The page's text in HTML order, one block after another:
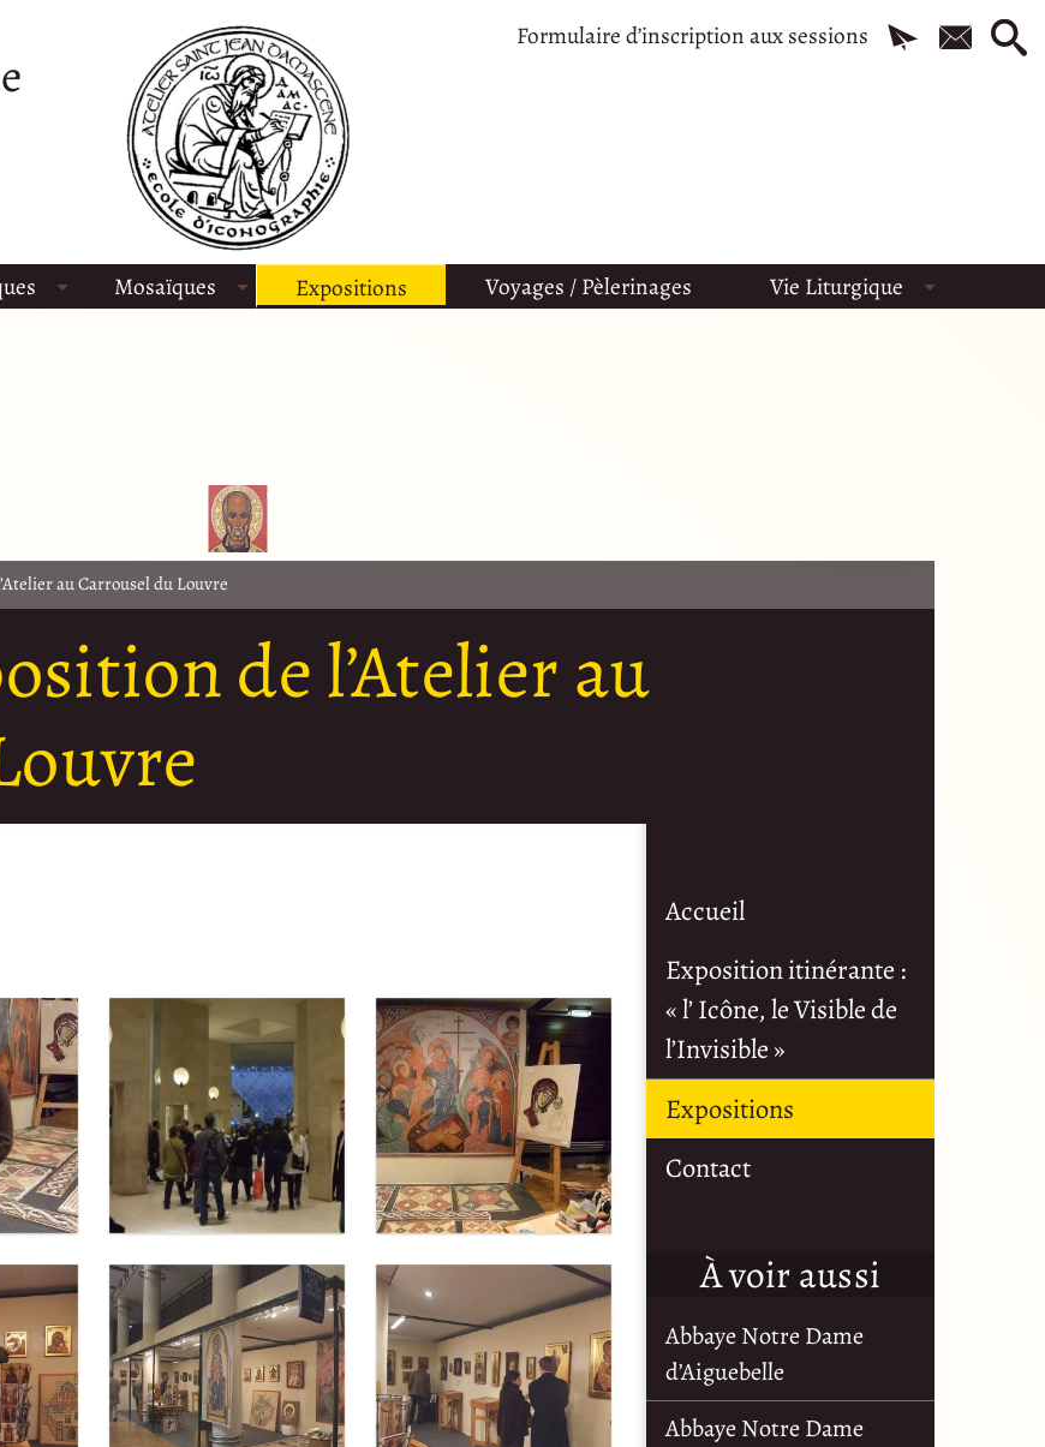
Formulaire d’inscription aux sessions
Mosaïques Expositions Voyages / Pèlerinages Vie Liturgique
au Carrousel du Louvre
de l’Atelier au
Accueil
Exposition itinérante :
« l’ Icône, le Visible de
l’Invisible »
Expositions
Contact
À voir aussi
Abbaye Notre Dame
d’Aiguebelle
Abbaye Notre Dame